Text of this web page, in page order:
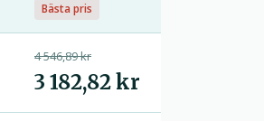
Bästa pris
4 546,89 kr
3 182,82 kr